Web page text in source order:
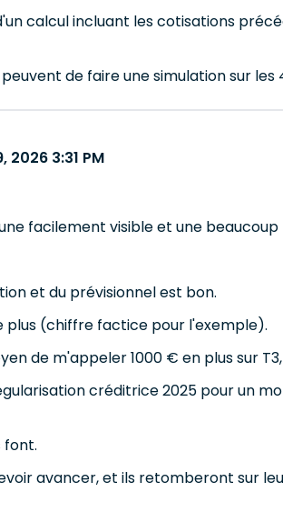
calcul incluant les cotisations
de faire une simulation sur les
2026 3:31 PM
une facilement visible et une
et du prévisionnel est bon.
plus (chiffre factice pour l'exemple).
de m'appeler 1000 € en plus sur
créditrice 2025 pour un
font.
avancer, et ils retomberont sur